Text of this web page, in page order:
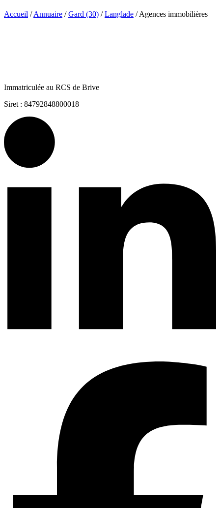
Accueil / Annuaire / Gard (30) / Langlade / Agences immobilières
Immatriculée au RCS de Brive
Siret : 84792848800018